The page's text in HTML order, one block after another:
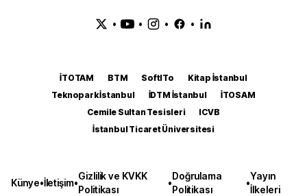
• • • •
İTOTAM BTM SoftITo
Kitap İstanbul
Teknopark İstanbul
İDTM İstanbul
İTOSAM
Cemile Sultan Tesisleri
ICVB
İstanbul Ticaret Üniversitesi
Künye•İletişim•
Gizlilik ve KVKK
Politikası
•
Doğrulama
Politikası
•
Yayın
İlkeleri